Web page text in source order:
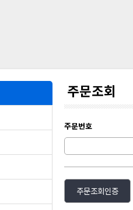
주문조회
주문번호
주문조회인증